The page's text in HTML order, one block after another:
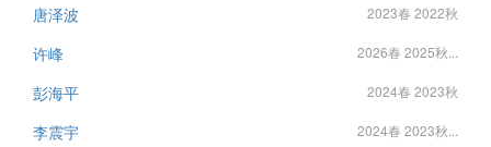
唐泽波 2023春 2022秋
许峰 2026春 2025秋...
彭海平 2024春 2023秋
李震宇 2024春 2023秋...